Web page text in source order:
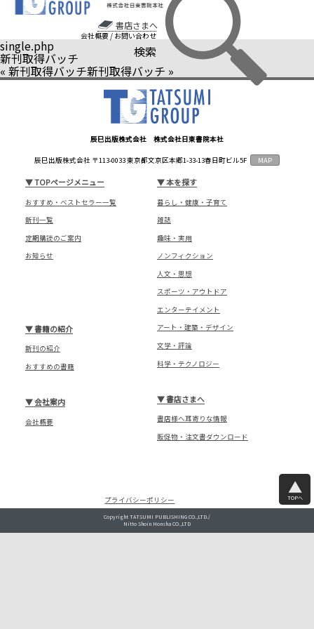
書店さまへ
会社概要 / お問い合わせ
検索
single.php
新刊取得バッチ
« 新刊取得バッチ新刊取得バッチ »
辰巳出版株式会社 株式会社日東書院本社
辰巳出版株式会社 〒113-0033 東京都文京区本郷1-33-13春日町ビル5F MAP
▼TOPページメニュー
おすすめ・ベストセラー一覧
新刊一覧
定期購読のご案内
お知らせ
▼本を探す
暮らし・健康・子育て
雑誌
趣味・実用
ノンフィクション
人文・思想
スポーツ・アウトドア
エンターテイメント
アート・建築・デザイン
文学・評論
科学・テクノロジー
▼書籍の紹介
新刊の紹介
おすすめの書籍
▼書店さまへ
書店様へ耳寄りな情報
販促物・注文書ダウンロード
▼会社案内
会社概要
プライバシーポリシー TOPへ
Copyright TATSUMI PUBLISHING CO.,LTD./
Nitto Shoin Honsha CO.,LTD